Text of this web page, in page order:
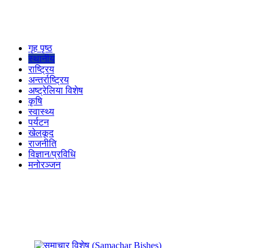
गृह पृष्ठ
स्थानीय
राष्ट्रिय
अन्तर्राष्ट्रिय
अष्ट्रेलिया विशेष
कृषि
स्वास्थ्य
पर्यटन
खेलकूद
राजनीति
विज्ञान/प्रविधि
मनोरञ्जन